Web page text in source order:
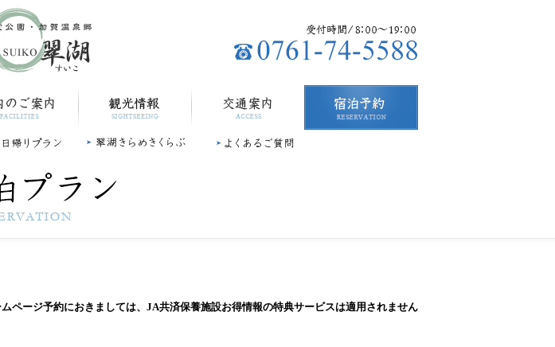
内 観光情報 交通案内
ページ予約におきましては、JA共済保養施設お得情報の特典サービスは適用されません